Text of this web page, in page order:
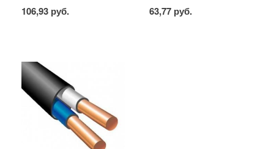
106,93 руб. 63,77 руб.